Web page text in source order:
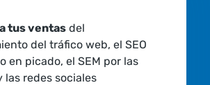
tus ventasdel
del tráfico web, el SEO
en picado, el SEM por las
las redes sociales